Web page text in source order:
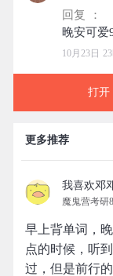
回复 ：
10月23日
打开
更多推荐
我喜欢邓
魔鬼营考研
早上背单词，
点的时候，听
过，但是前行